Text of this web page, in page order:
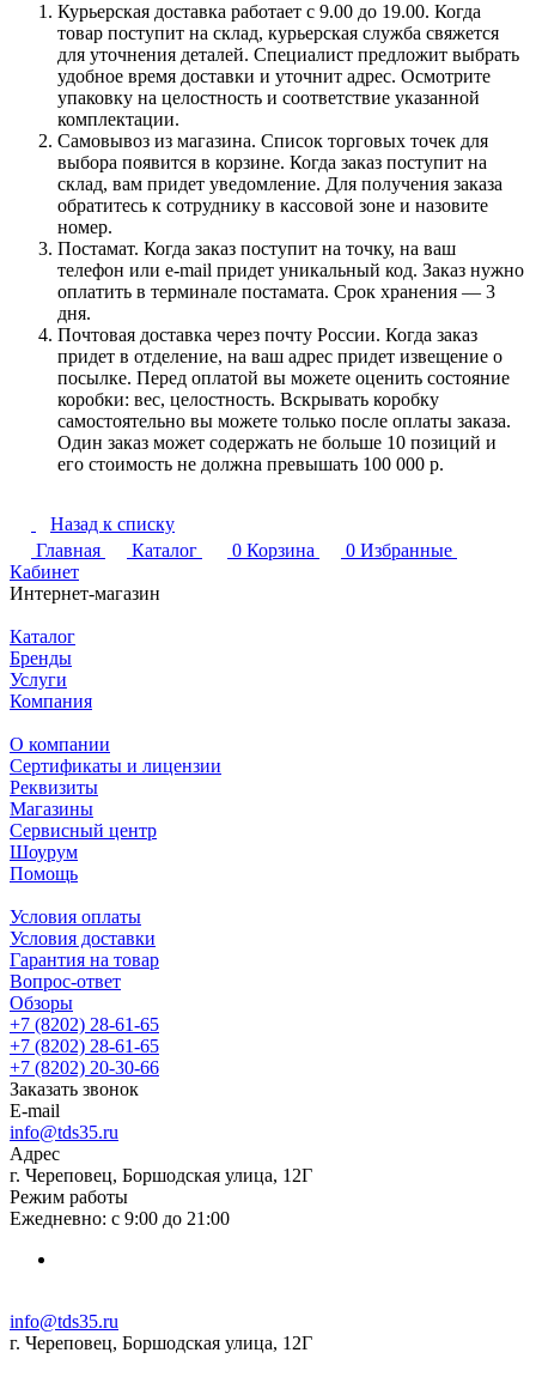
Курьерская доставка работает с 9.00 до 19.00. Когда
товар поступит на склад, курьерская служба свяжется
для уточнения деталей. Специалист предложит выбрать
удобное время доставки и уточнит адрес. Осмотрите
упаковку на целостность и соответствие указанной
комплектации.
Самовывоз из магазина. Список торговых точек для
выбора появится в корзине. Когда заказ поступит на
склад, вам придет уведомление. Для получения заказа
обратитесь к сотруднику в кассовой зоне и назовите
номер.
Постамат. Когда заказ поступит на точку, на ваш
телефон или e-mail придет уникальный код. Заказ нужно
оплатить в терминале постамата. Срок хранения — 3
дня.
Почтовая доставка через почту России. Когда заказ
придет в отделение, на ваш адрес придет извещение о
посылке. Перед оплатой вы можете оценить состояние
коробки: вес, целостность. Вскрывать коробку
самостоятельно вы можете только после оплаты заказа.
Один заказ может содержать не больше 10 позиций и
его стоимость не должна превышать 100 000 р.
Назад к списку
Главная
Каталог 0 Корзина 0 Избранные
Кабинет
Интернет-магазин
Каталог
Бренды
Услуги
Компания
О компании
Сертификаты и лицензии
Реквизиты
Магазины
Сервисный центр
Шоурум
Помощь
Условия оплаты
Условия доставки
Гарантия на товар
Вопрос-ответ
Обзоры
+7 (8202) 28‑61-65
+7 (8202) 28‑61-65
+7 (8202) 20‑30-66
Заказать звонок
E-mail
info@tds35.ru
Адрес
г. Череповец, Боршодская улица, 12Г
Режим работы
Ежедневно: с 9:00 до 21:00
info@tds35.ru
г. Череповец, Боршодская улица, 12Г